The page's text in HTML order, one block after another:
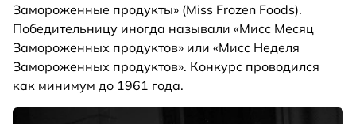
Замороженные продукты» (Miss Frozen Foods).
Победительницу иногда называли «Мисс Месяц
Замороженных продуктов» или «Мисс Неделя
Замороженных продуктов». Конкурс проводился
как минимум до 1961 года.